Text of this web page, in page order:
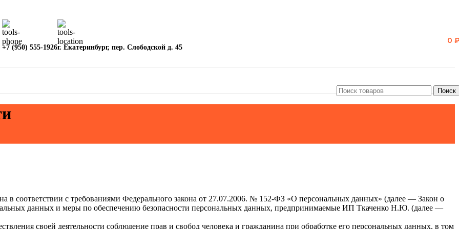
+7 (950) 555-1926г. Екатеринбург, пер. Слободской д. 45
0
Поиск
в соответствии с требованиями Федерального закона от 27.07.2006. № 152-ФЗ «О персональных данных» (далее — Закон о
данных и меры по обеспечению безопасности персональных данных, предпринимаемые ИП Ткаченко Н.Ю. (далее —
своей деятельности соблюдение прав и свобод человека и гражданина при обработке его персональных данных, в том